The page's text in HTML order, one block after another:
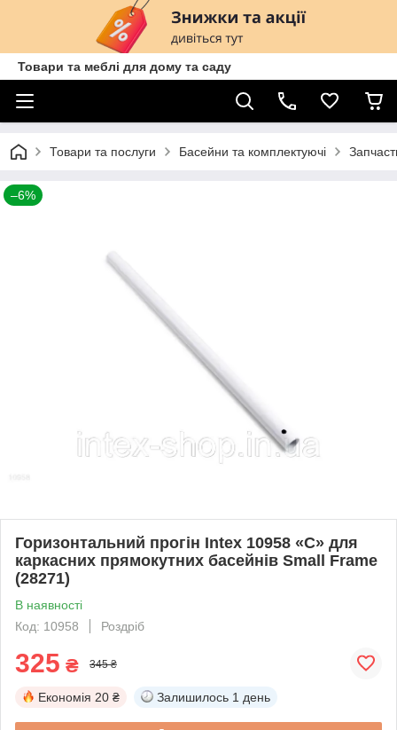
Товари та меблі для дому та саду
Товари та послуги Басейни та комплектуючі
–6%
Горизонтальний прогін Intex 10958 «С» для
каркасних прямокутних басейнів Small Frame
(28271)
В наявності
Код: 10958
Роздріб
325 ₴ 345 ₴
Економія 20 ₴ Залишилось 1 день